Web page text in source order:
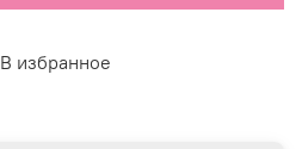
В избранное